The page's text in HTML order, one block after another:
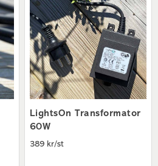
LightsOn Transformator
60W
389 kr/st